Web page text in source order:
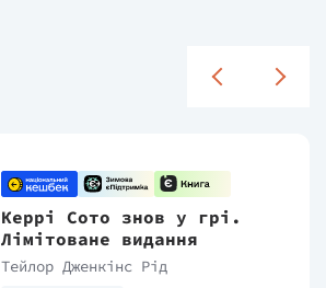
Керрі Сото знов у грі.
Лімітоване видання
Тейлор Дженкінс Рід